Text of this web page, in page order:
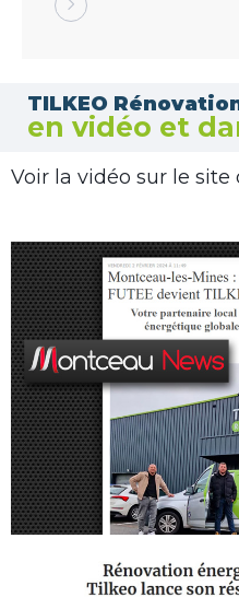
TILKEO
en vidéo et
Voir la vidéo sur le site